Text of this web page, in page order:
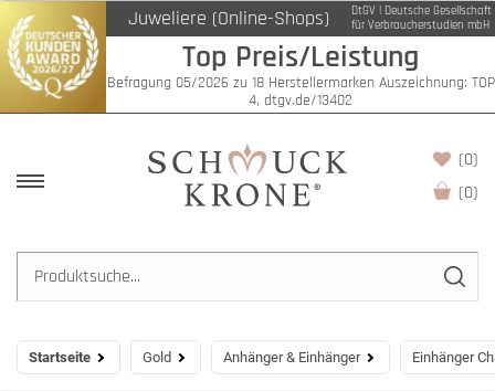
Juweliere (Online-Shops)
DtGV | Deutsche Gesellschaft
für Verbraucherstudien mbH
Top Preis/Leistung
Befragung 05/2026 zu 18 Herstellermarken Auszeichnung: TOP
4, dtgv.de/13402
(0)
(0)
Startseite Gold Anhänger & Einhänger Einhänger